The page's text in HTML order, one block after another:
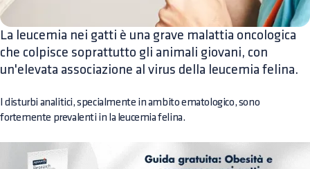
La leucemia nei gatti è una grave malattia oncologica
che colpisce soprattutto gli animali giovani, con
un'elevata associazione al virus della leucemia felina.
I disturbi analitici, specialmente in ambito ematologico, sono
fortemente prevalenti in la leucemia felina.